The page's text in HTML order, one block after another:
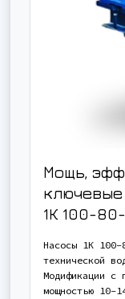
Мощь,
1К 100-
Насосы 1К 100-
технической
Модификации
мощностью 10-